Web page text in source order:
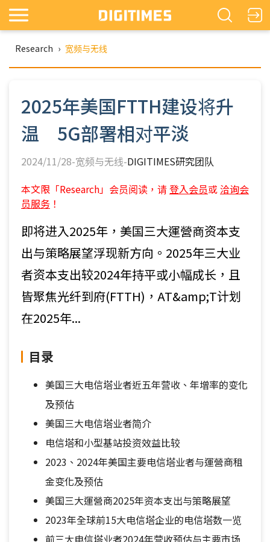
Research › 宽频与无线
2025年美国FTTH建设将升
温 5G部署相对平淡
2024/11/28-宽频与无线-DIGITIMES研究团队
本文限「Research」会员阅读，请登入会员或 洽询会
员服务 ！
即将进入2025年，美国三大運營商资本支
出与策略展望浮现新方向。2025年三大业
者资本支出较2024年持平或小幅成长，且
皆聚焦光纤到府(FTTH)，AT&amp;T计划
在2025年...
目录
美国三大电信塔业者近五年营收、年增率的变化
及预估
美国三大电信塔业者简介
电信塔和小型基站投资效益比较
2023、2024年美国主要电信塔业者与運營商租
金变化及预估
美国三大運營商2025年资本支出与策略展望
2023年全球前15大电信塔企业的电信塔数一览
前三大电信塔业者2024年营收预估与主要市场